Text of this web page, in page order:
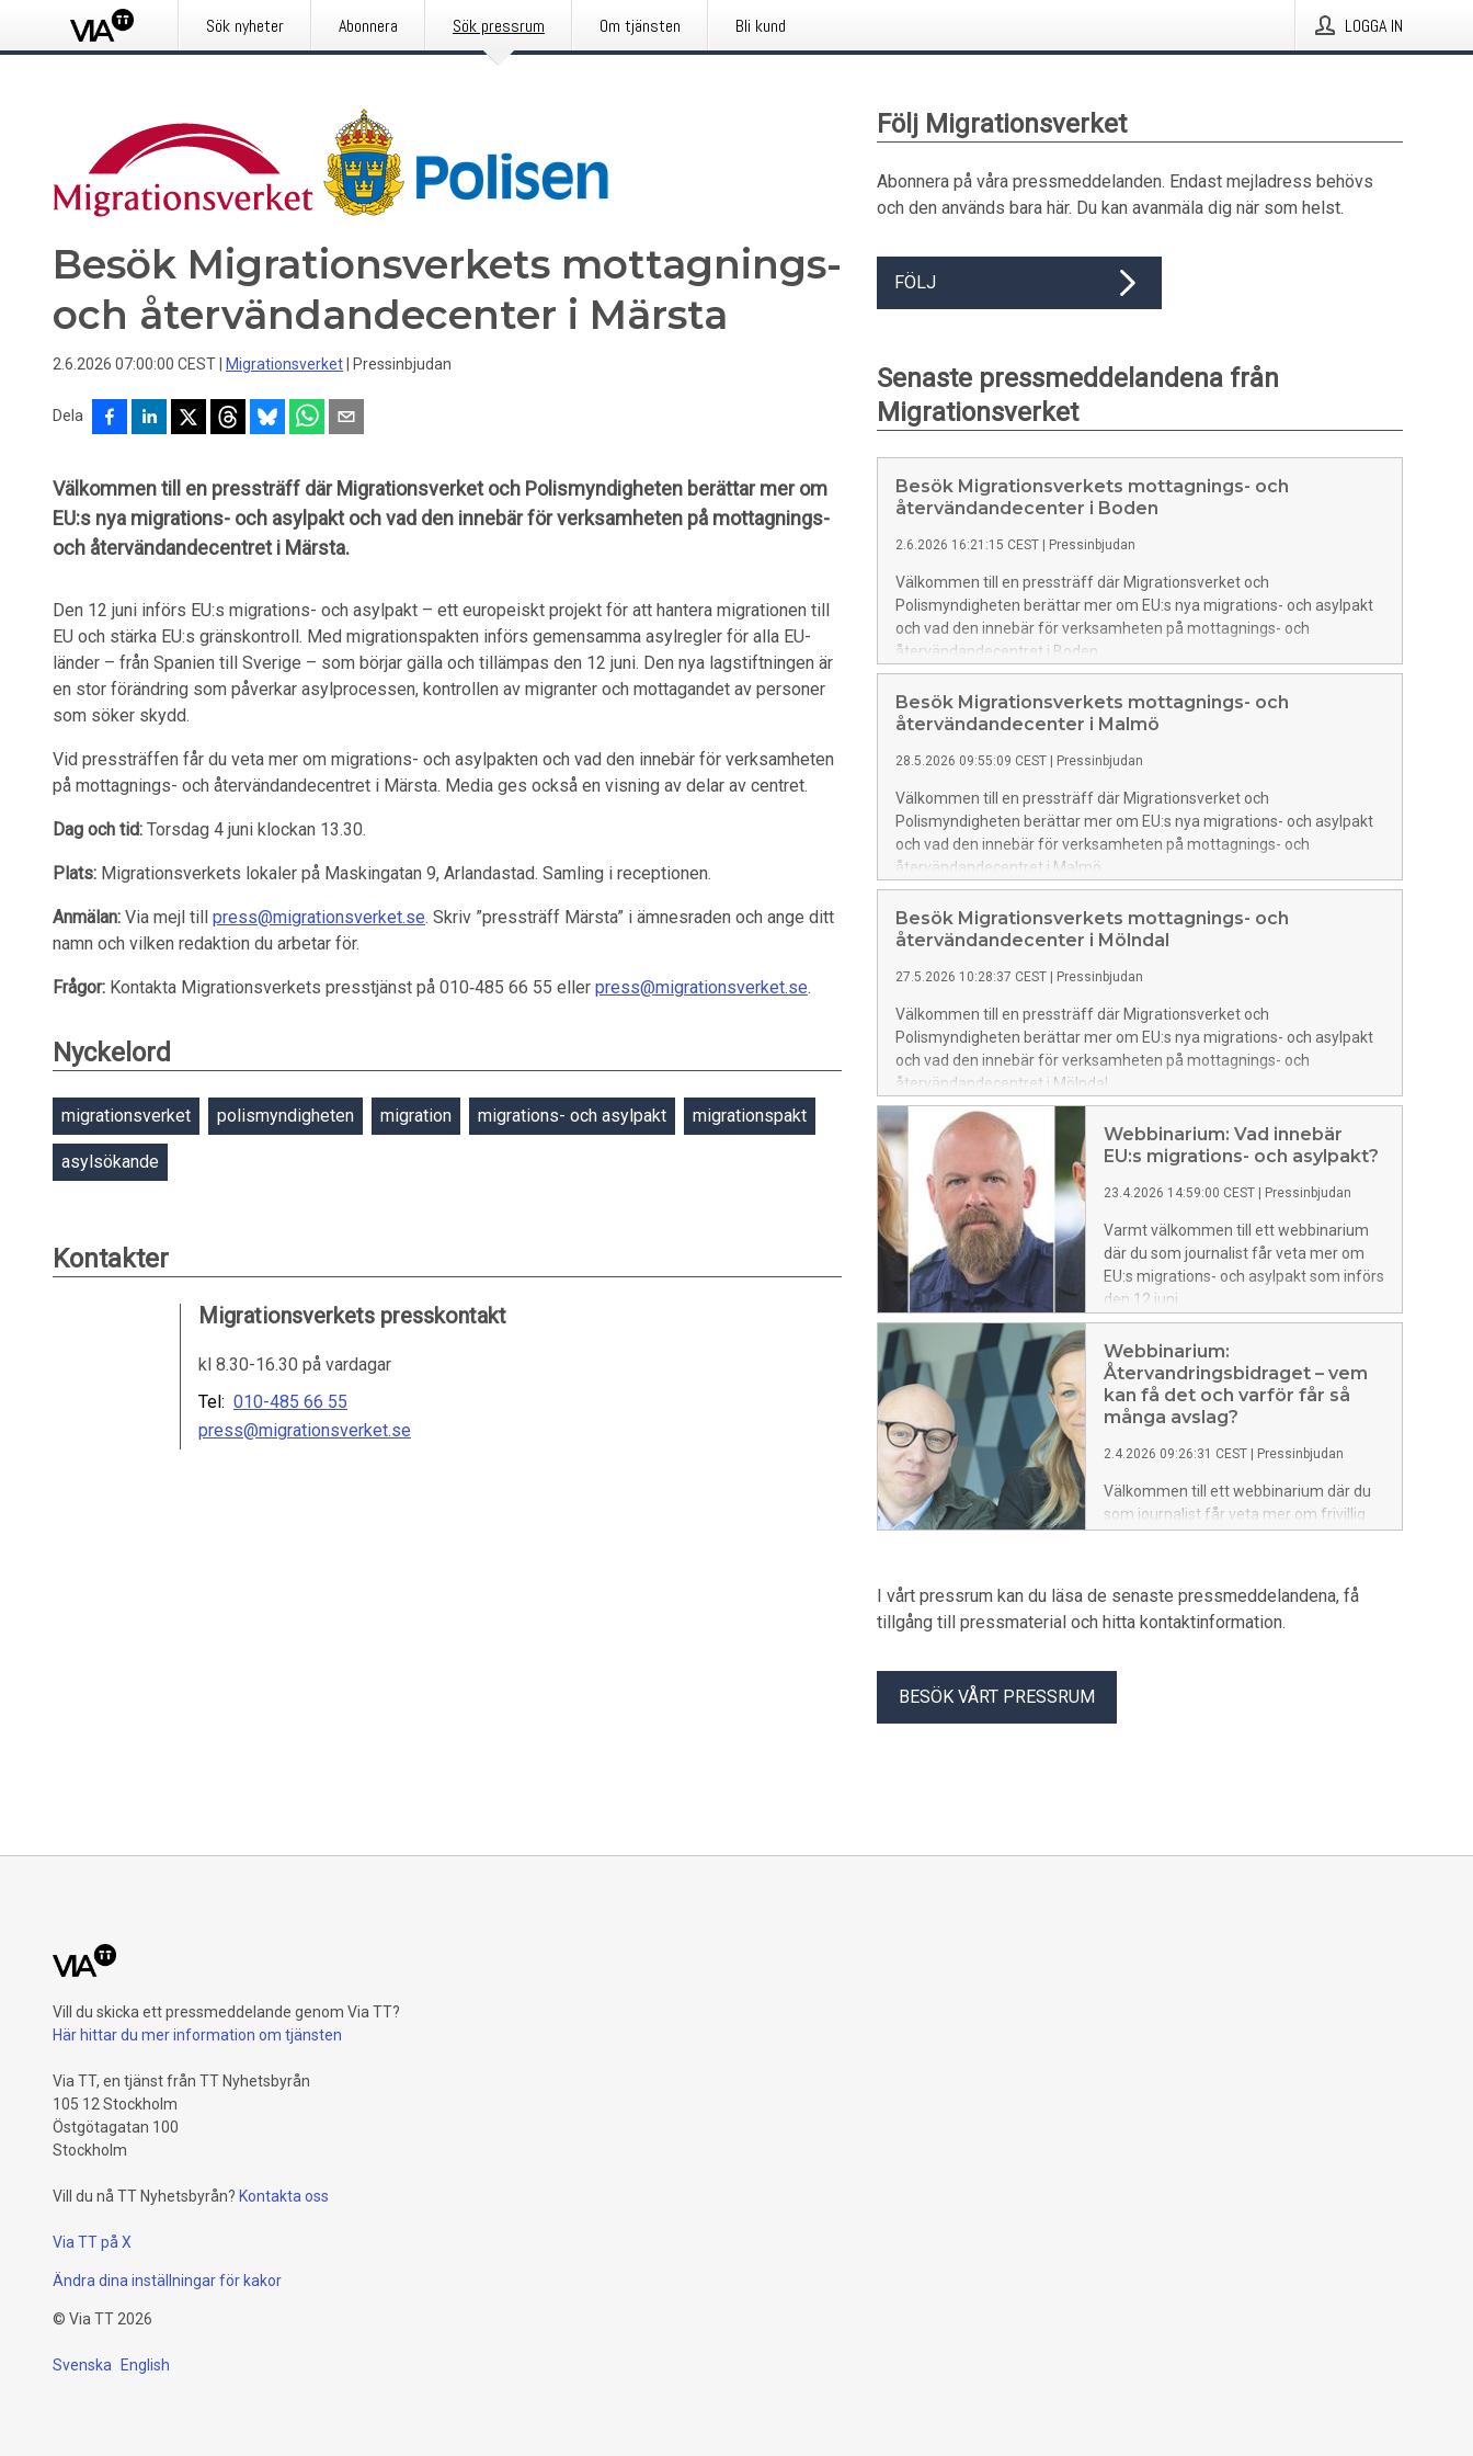
Sök nyheter Abonnera Sök pressrum Om tjänsten Bli kund LOGGA IN
Besök Migrationsverkets mottagnings-
och återvändandecenter i Märsta
2.6.2026 07:00:00 CEST Migrationsverket Pressinbjudan
Dela
Välkommen till en pressträff där Migrationsverket och Polismyndigheten berättar mer om
EU:s nya migrations- och asylpakt och vad den innebär för verksamheten på mottagnings-
och återvändandecentret i Märsta.
Den 12 juni införs EU:s migrations- och asylpakt – ett europeiskt projekt för att hantera migrationen till
EU och stärka EU:s gränskontroll. Med migrationspakten införs gemensamma asylregler för alla EU-
länder – från Spanien till Sverige – som börjar gälla och tillämpas den 12 juni. Den nya lagstiftningen är
en stor förändring som påverkar asylprocessen, kontrollen av migranter och mottagandet av personer
som söker skydd.
Vid pressträffen får du veta mer om migrations- och asylpakten och vad den innebär för verksamheten
på mottagnings- och återvändandecentret i Märsta. Media ges också en visning av delar av centret.
Dag och tid: Torsdag 4 juni klockan 13.30.
Plats: Migrationsverkets lokaler på Maskingatan 9, Arlandastad. Samling i receptionen.
Anmälan: Via mejl till press@migrationsverket.se. Skriv ”pressträff Märsta” i ämnesraden och ange ditt
namn och vilken redaktion du arbetar för.
Frågor: Kontakta Migrationsverkets presstjänst på 010‑485 66 55 eller press@migrationsverket.se.
Nyckelord
migrationsverket polismyndigheten migration migrations- och asylpakt migrationspakt
asylsökande
Kontakter
Migrationsverkets presskontakt
kl 8.30-16.30 på vardagar
Tel: 010-485 66 55
press@migrationsverket.se
Följ Migrationsverket
Abonnera på våra pressmeddelanden. Endast mejladress behövs
och den används bara här. Du kan avanmäla dig när som helst.
FÖLJ
Senaste pressmeddelandena från
Migrationsverket
Besök Migrationsverkets mottagnings- och
återvändandecenter i Boden
2.6.2026 16:21:15 CEST Pressinbjudan
Välkommen till en pressträff där Migrationsverket och
Polismyndigheten berättar mer om EU:s nya migrations- och asylpakt
och vad den innebär för verksamheten på mottagnings- och
återvändandecentret i Boden.
Besök Migrationsverkets mottagnings- och
återvändandecenter i Malmö
28.5.2026 09:55:09 CEST Pressinbjudan
Välkommen till en pressträff där Migrationsverket och
Polismyndigheten berättar mer om EU:s nya migrations- och asylpakt
och vad den innebär för verksamheten på mottagnings- och
återvändandecentret i Malmö.
Besök Migrationsverkets mottagnings- och
återvändandecenter i Mölndal
27.5.2026 10:28:37 CEST Pressinbjudan
Välkommen till en pressträff där Migrationsverket och
Polismyndigheten berättar mer om EU:s nya migrations- och asylpakt
och vad den innebär för verksamheten på mottagnings- och
återvändandecentret i Mölndal.
Webbinarium: Vad innebär
EU:s migrations- och asylpakt?
23.4.2026 14:59:00 CEST Pressinbjudan
Varmt välkommen till ett webbinarium
där du som journalist får veta mer om
EU:s migrations- och asylpakt som införs
den 12 juni.
Webbinarium:
Återvandringsbidraget – vem
kan få det och varför får så
många avslag?
2.4.2026 09:26:31 CEST Pressinbjudan
Välkommen till ett webbinarium där du
som journalist får veta mer om frivillig
hur utbetalning, kontroller och återkrav
fungerar. Vi berättar också varför
Migrationsverket informerar mer om
motverka fusk, missbruk och felaktiga
ställa frågor till Migrationsverkets
I vårt pressrum kan du läsa de senaste pressmeddelandena, få
tillgång till pressmaterial och hitta kontaktinformation.
BESÖK VÅRT PRESSRUM
Vill du skicka ett pressmeddelande genom Via TT?
Här hittar du mer information om tjänsten
Via TT, en tjänst från TT Nyhetsbyrån
105 12 Stockholm
Östgötagatan 100
Stockholm
Vill du nå TT Nyhetsbyrån? Kontakta oss
Via TT på X
Ändra dina inställningar för kakor
© Via TT 2026
Svenska English